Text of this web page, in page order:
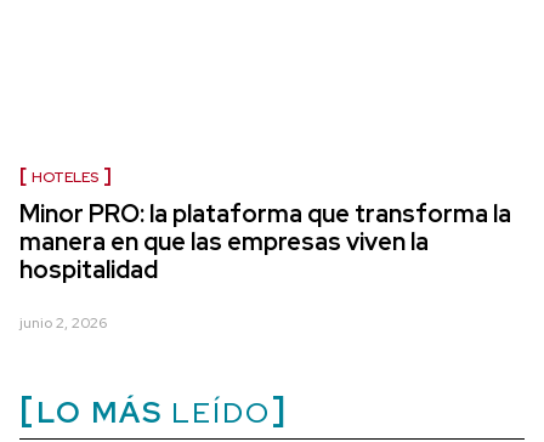
HOTELES
Minor PRO: la plataforma que transforma la
manera en que las empresas viven la
hospitalidad
junio 2, 2026
LO MÁS LEÍDO